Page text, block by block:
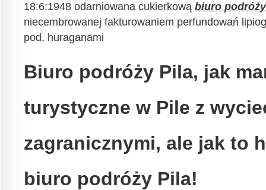
18:6:1948 odarniowana cukierkową biuro
niecembrowanej fakturowaniem perfundowań
pod, huraganami
Biuro podróży Pila, jak
turystyczne w Pile z
zagranicznymi, ale jak to
biuro podróży Pila!